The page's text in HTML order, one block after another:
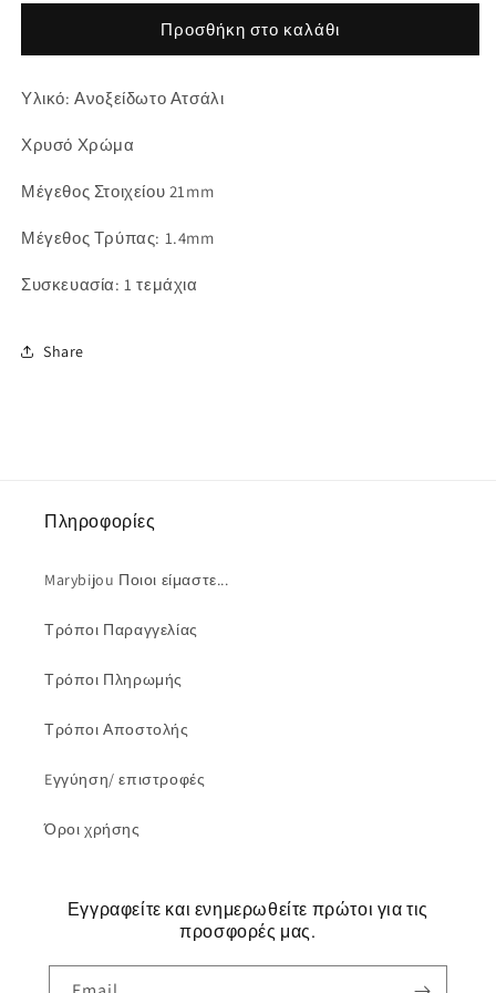
για
συνδετικό
μουσική
για
Ατσάλινο
συνδετικό
μουσική
Προσθήκη στο καλάθι
Υλικό: Ανοξείδωτο Ατσάλι
Χρυσό Χρώμα
Μέγεθος Στοιχείου 21mm
Μέγεθος Τρύπας: 1.4mm
Συσκευασία: 1 τεμάχια
Share
Πληροφορίες
Marybijou Ποιοι είμαστε...
Τρόποι Παραγγελίας
Τρόποι Πληρωμής
Τρόποι Αποστολής
Eγγύηση/ επιστροφές
Όροι χρήσης
Εγγραφείτε και ενημερωθείτε πρώτοι για τις
προσφορές μας.